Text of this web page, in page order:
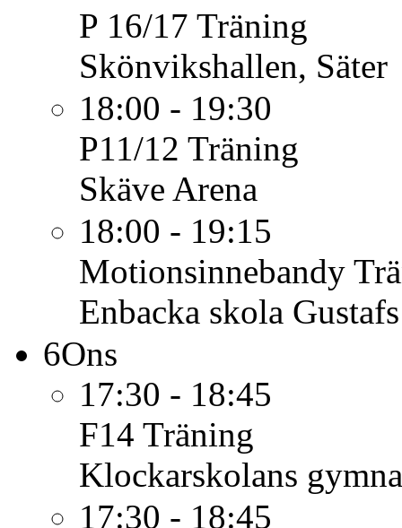
P 16/17 Träning
Skönvikshallen, Säter
18:00 - 19:30
P11/12 Träning
Skäve Arena
18:00 - 19:15
Motionsinnebandy
Enbacka skola
6Ons
17:30 - 18:45
F14 Träning
Klockarskolans
17:30 - 18:45